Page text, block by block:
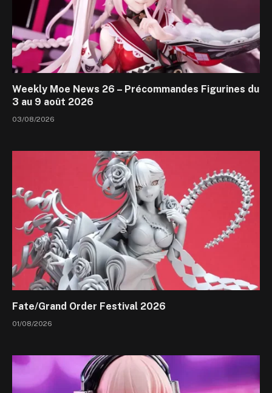
Weekly Moe News 26 – Précommandes Figurines du
3 au 9 août 2026
03/08/2026
Fate/Grand Order Festival 2026
01/08/2026